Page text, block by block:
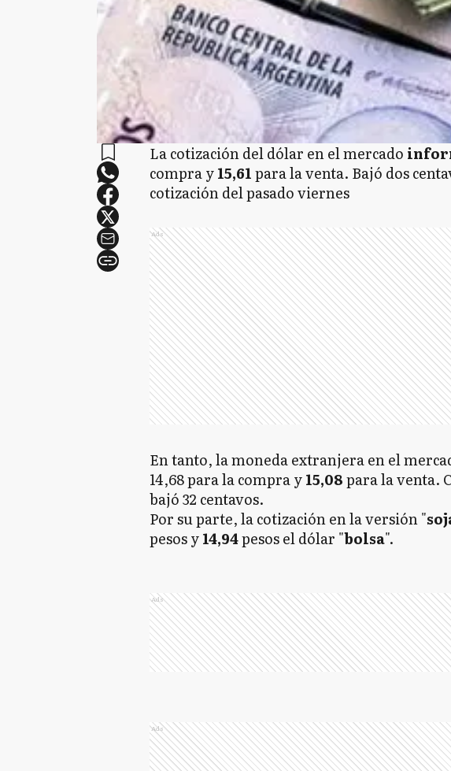
La cotización del dólar en el mercado
compra y15,61para la venta. Bajó dos
cotización del pasado viernes
Ads
En tanto, la moneda extranjera en el
14,68 para la compra y15,08para la venta.
bajó 32 centavos.
Por su parte, la cotización en la versión "
pesos y14,94pesos el dólar "bolsa".
Ads
Ads